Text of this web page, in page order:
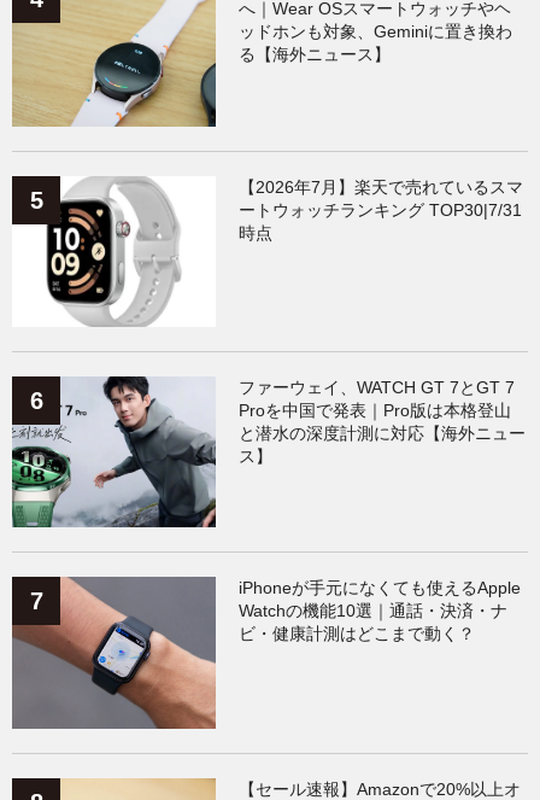
へ｜Wear OSスマートウォッチやヘ
ッドホンも対象、Geminiに置き換わ
る【海外ニュース】
【2026年7月】楽天で売れているスマ
ートウォッチランキング TOP30|7/31
時点
ファーウェイ、WATCH GT 7とGT 7
Proを中国で発表｜Pro版は本格登山
と潜水の深度計測に対応【海外ニュー
ス】
iPhoneが手元になくても使えるApple
Watchの機能10選｜通話・決済・ナ
ビ・健康計測はどこまで動く？
【セール速報】Amazonで20%以上オ